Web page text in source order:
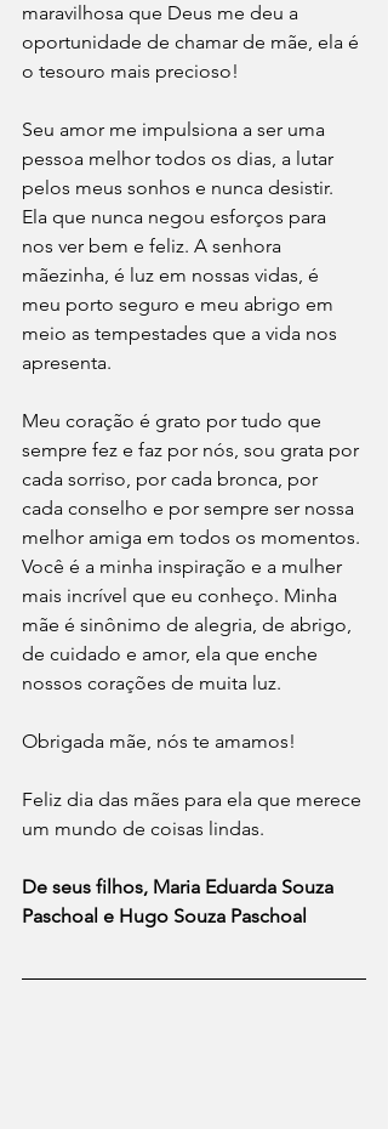
maravilhosa que Deus me deu a
oportunidade de chamar de mãe, ela é
o tesouro mais precioso!
Seu amor me impulsiona a ser uma
pessoa melhor todos os dias, a lutar
pelos meus sonhos e nunca desistir.
Ela que nunca negou esforços para
nos ver bem e feliz. A senhora
mãezinha, é luz em nossas vidas, é
meu porto seguro e meu abrigo em
meio as tempestades que a vida nos
apresenta.
Meu coração é grato por tudo que
sempre fez e faz por nós, sou grata por
cada sorriso, por cada bronca, por
cada conselho e por sempre ser nossa
melhor amiga em todos os momentos.
Você é a minha inspiração e a mulher
mais incrível que eu conheço. Minha
mãe é sinônimo de alegria, de abrigo,
de cuidado e amor, ela que enche
nossos corações de muita luz.
Obrigada mãe, nós te amamos!
Feliz dia das mães para ela que merece
um mundo de coisas lindas.
De seus filhos, Maria Eduarda Souza
Paschoal e Hugo Souza Paschoal